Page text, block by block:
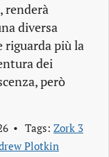
, renderà
diversa
riguarda più la
dei
però
Tags: Zork 3
Plotkin